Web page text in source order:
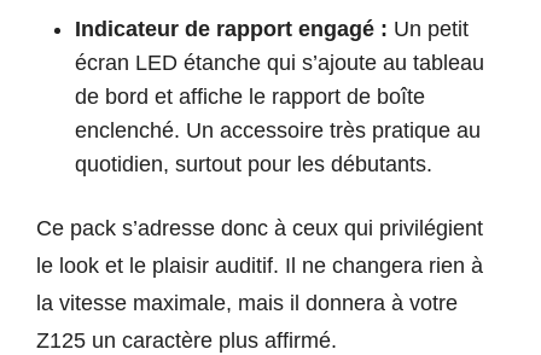
Indicateur de rapport engagé : Un petit
écran LED étanche qui s’ajoute au tableau
de bord et affiche le rapport de boîte
enclenché. Un accessoire très pratique au
quotidien, surtout pour les débutants.
Ce pack s’adresse donc à ceux qui privilégient
le look et le plaisir auditif. Il ne changera rien à
la vitesse maximale, mais il donnera à votre
Z125 un caractère plus affirmé.